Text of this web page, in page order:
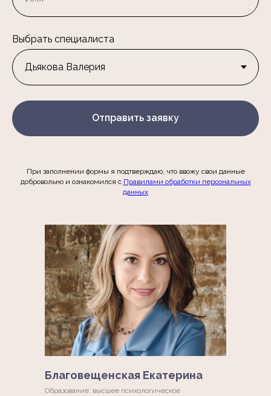
Выбрать специалиста
Отправить заявку
При заполнении формы я подтверждаю, что ввожу свои данные
добровольно и ознакомился c Правилами обработки персональных
данных
Благовещенская Екатерина
Образование: высшее психологическое